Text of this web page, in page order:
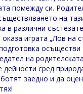
помежду си.
на
в различни
играта „Лов на
на
дейности сред
заедно и да